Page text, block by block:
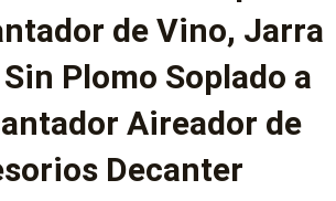
de Vino, Jarra
Plomo Soplado a
Aireador de
Decanter